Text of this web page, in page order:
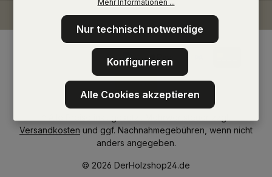
© 2026 DerHolzshop24.de
Versandkosten und ggf. Nachnahmegebühren, wenn nicht
anders angegeben.
Mehr Informationen ...
Nur technisch notwendige
Konfigurieren
Alle Cookies akzeptieren